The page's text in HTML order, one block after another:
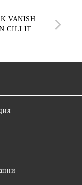
VANISH
CILLIT